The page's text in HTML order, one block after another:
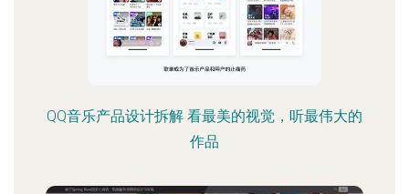
QQ音乐产品设计拆解 看最美的视觉，听最伟大的
作品